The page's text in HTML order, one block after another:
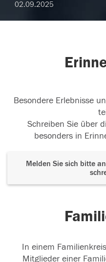
02.09.2025
Besondere Erlebnisse
Schreiben Sie über
besonders in
Melden Sie sich bitte
In einem
Mitglieder einer